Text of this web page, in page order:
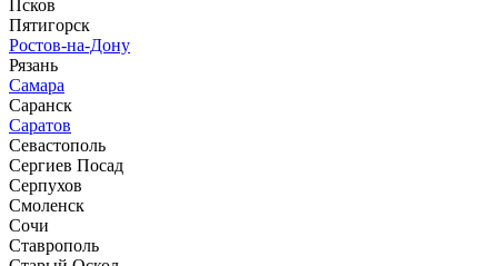
Псков
Пятигорск
Ростов-на-Дону
Рязань
Самара
Саранск
Саратов
Севастополь
Сергиев Посад
Серпухов
Смоленск
Сочи
Ставрополь